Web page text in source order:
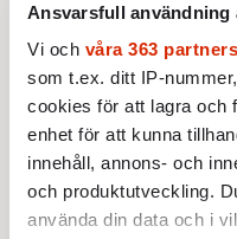
Ansvarsfull användning
Vi och våra 363 partners
som t.ex. ditt IP-
cookies för att lagra och
enhet för att kunna
innehåll, annons- och
och produktutveckling.
använda din data och i
inrättades i Trump
Facebookgrupper
ständigt på, under
Trump«, »Trump
Room«, »Trump
kallar sina mest
America great